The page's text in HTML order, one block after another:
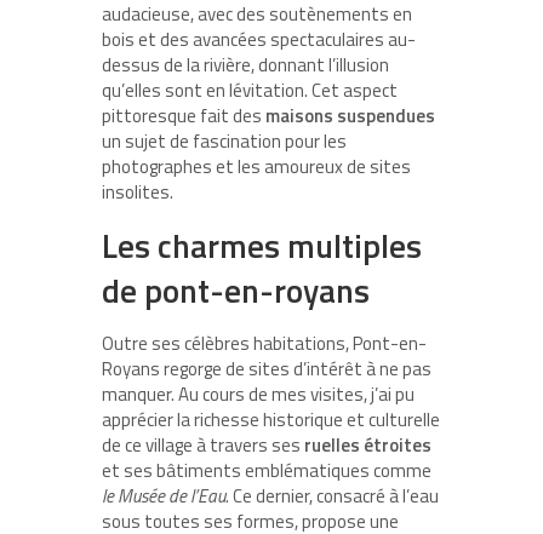
audacieuse, avec des soutènements en
bois et des avancées spectaculaires au-
dessus de la rivière, donnant l’illusion
qu’elles sont en lévitation. Cet aspect
pittoresque fait des maisons suspendues
un sujet de fascination pour les
photographes et les amoureux de sites
insolites.
Les charmes multiples
de pont-en-royans
Outre ses célèbres habitations, Pont-en-
Royans regorge de sites d’intérêt à ne pas
manquer. Au cours de mes visites, j’ai pu
apprécier la richesse historique et culturelle
de ce village à travers ses ruelles étroites
et ses bâtiments emblématiques comme
le Musée de l’Eau. Ce dernier, consacré à l’eau
sous toutes ses formes, propose une